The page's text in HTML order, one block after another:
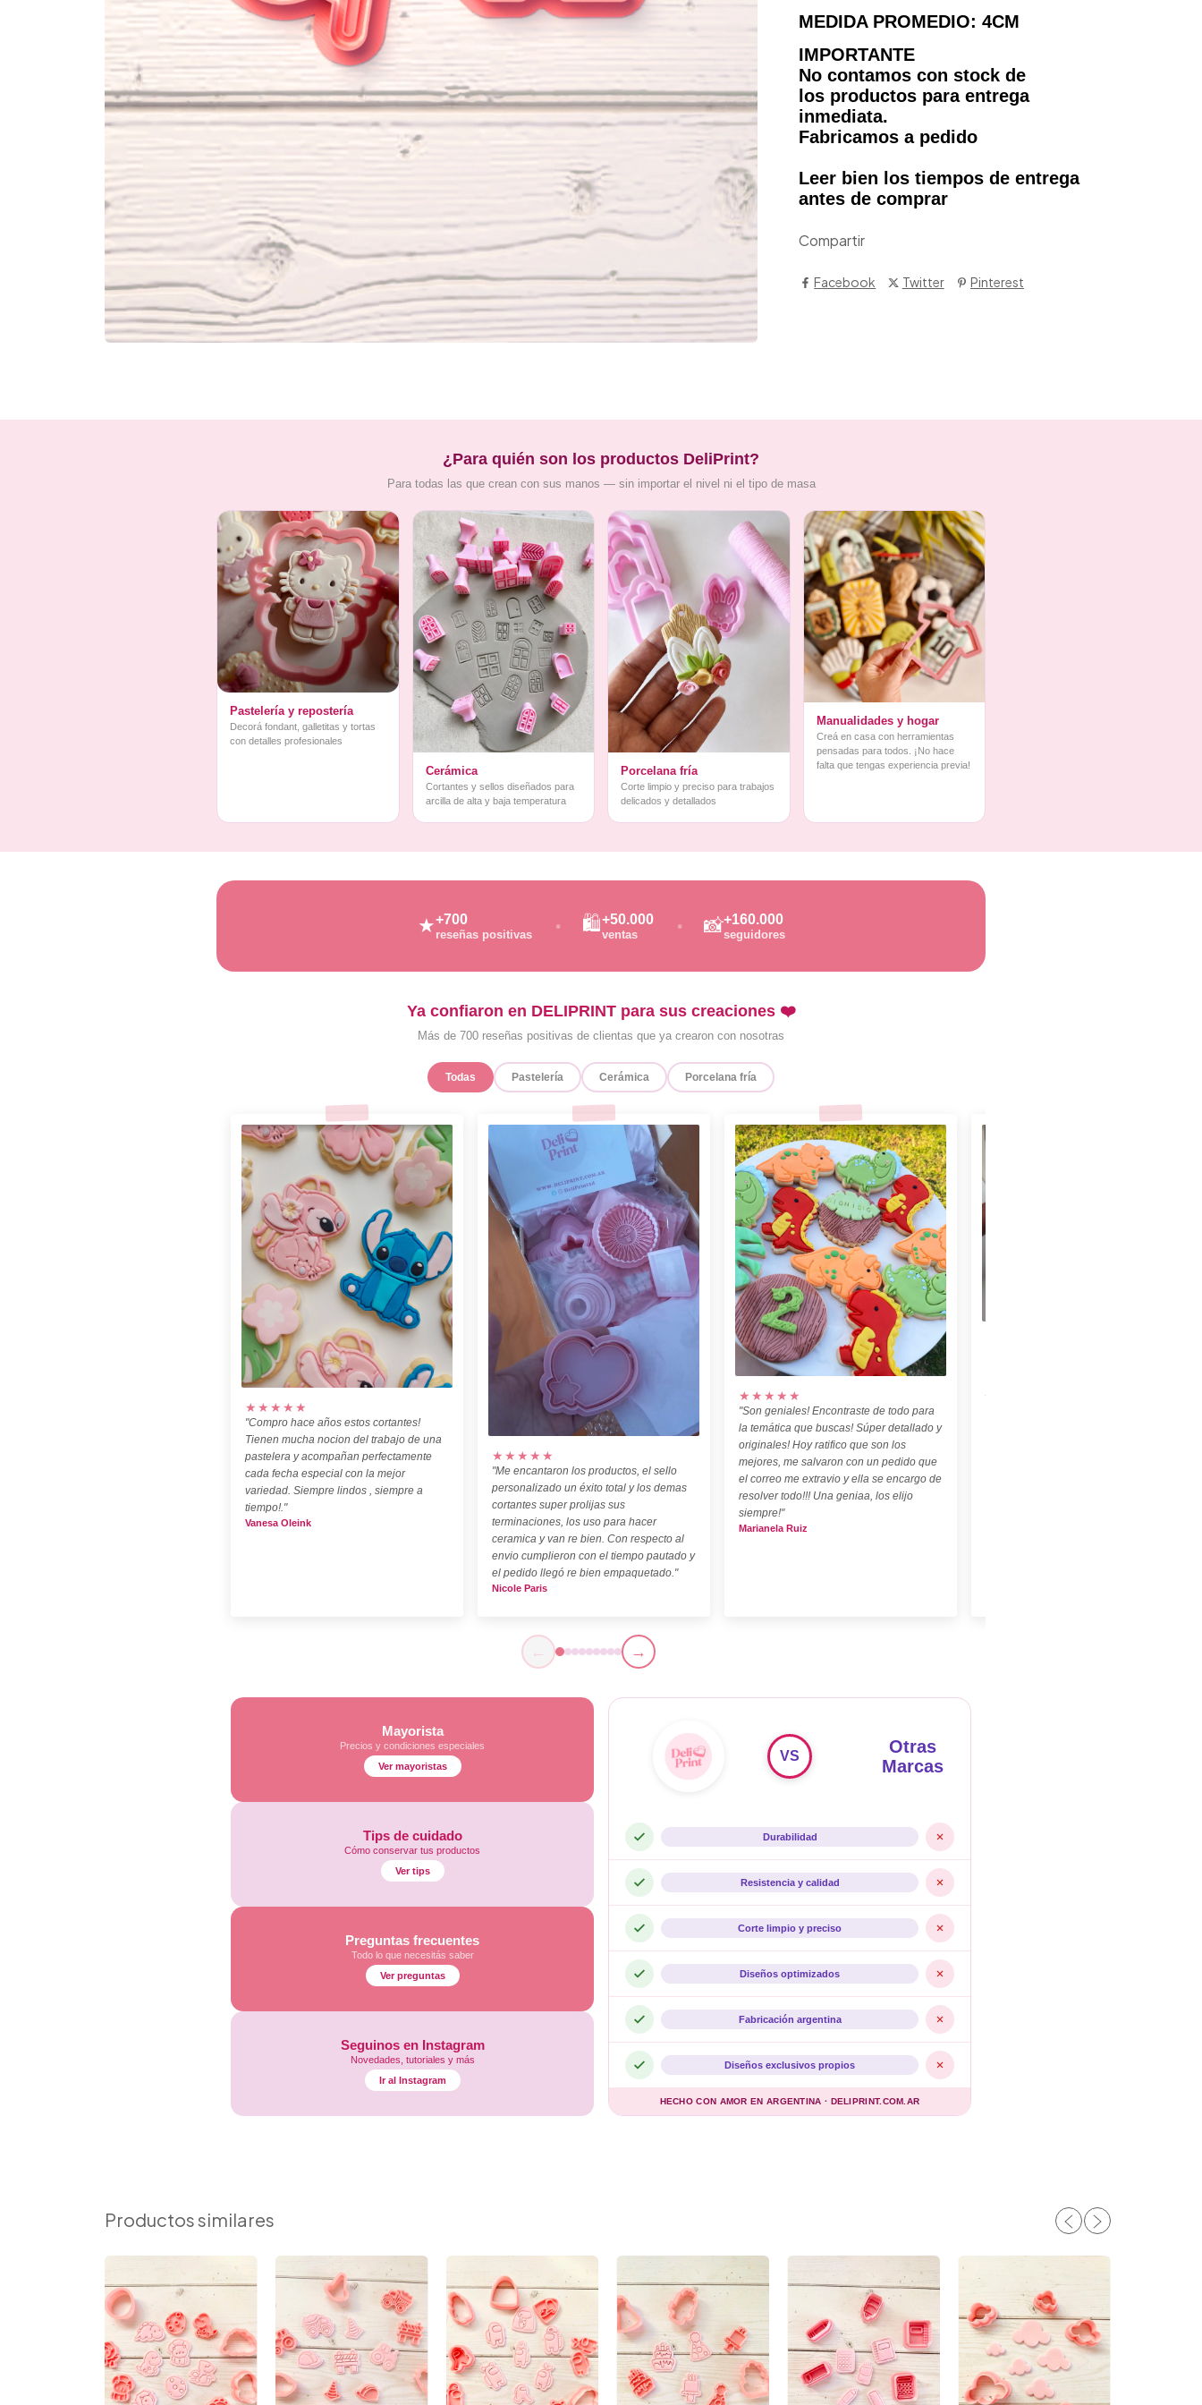
MEDIDA PROMEDIO: 4CM
IMPORTANTE
No contamos con stock de
los productos para entrega
inmediata.
Fabricamos a pedido
Leer bien los tiempos de entrega
antes de comprar
Compartir
Facebook Twitter Pinterest
¿Para quién son los productos DeliPrint?
Para todas las que crean con sus manos — sin importar el nivel ni el tipo de masa
Pastelería y repostería
Decorá fondant, galletitas y tortas
con detalles profesionales
Cerámica
Cortantes y sellos diseñados para
arcilla de alta y baja temperatura
Porcelana fría
Corte limpio y preciso para trabajos
delicados y detallados
Manualidades y hogar
Creá en casa con herramientas
pensadas para todos. ¡No hace
falta que tengas experiencia previa!
★+700
reseñas positivas 🛍️+50.000
ventas 📸+160.000
seguidores
Ya confiaron en DELIPRINT para sus creaciones ❤️
Más de 700 reseñas positivas de clientas que ya crearon con nosotras
Todas Pastelería Cerámica Porcelana fría
★★★★★
"Compro hace años estos cortantes!
Tienen mucha nocion del trabajo de una
pastelera y acompañan perfectamente
cada fecha especial con la mejor
variedad. Siempre lindos , siempre a
tiempo!."
Vanesa Oleink
★★★★★
"Me encantaron los productos, el sello
personalizado un éxito total y los demas
cortantes super prolijas sus
terminaciones, los uso para hacer
ceramica y van re bien. Con respecto al
envio cumplieron con el tiempo pautado y
el pedido llegó re bien empaquetado."
Nicole Paris
★★★★★
"Son geniales! Encontraste de todo para
la temática que buscas! Súper detallado y
originales! Hoy ratifico que son los
mejores, me salvaron con un pedido que
el correo me extravio y ella se encargo de
resolver todo!!! Una geniaa, los elijo
siempre!"
Marianela Ruiz
← →
Mayorista
Precios y condiciones especiales
Ver mayoristas
Tips de cuidado
Cómo conservar tus productos
Ver tips
Preguntas frecuentes
Todo lo que necesitás saber
Ver preguntas
Seguinos en Instagram
Novedades, tutoriales y más
Ir al Instagram
Otras
Marcas
VS
Durabilidad
Resistencia y calidad
Corte limpio y preciso
Diseños optimizados
Fabricación argentina
Diseños exclusivos propios
HECHO CON AMOR EN ARGENTINA · DELIPRINT.COM.AR
Productos similares